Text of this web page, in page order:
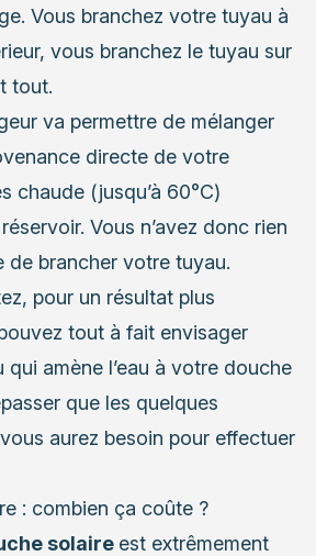
Vous branchez votre tuyau à
vous branchez le tuyau sur
tout.
va permettre de mélanger
directe de votre
chaude (jusqu’à 60°C)
Vous n’avez donc rien
de brancher votre tuyau.
pour un résultat plus
tout à fait envisager
qui amène l’eau à votre douche
que les quelques
aurez besoin pour effectuer
: combien ça coûte ?
solaire est extrêmement